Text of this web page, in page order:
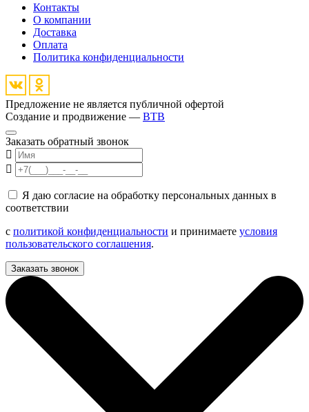
Контакты
О компании
Доставка
Оплата
Политика конфиденциальности
Предложение не является публичной офертой
Создание и продвижение — BTB
Заказать обратный звонок
Я даю согласие на обработку персональных данных в
соответствии
с политикой конфиденциальности и принимаете условия
пользовательского соглашения.
Заказать звонок